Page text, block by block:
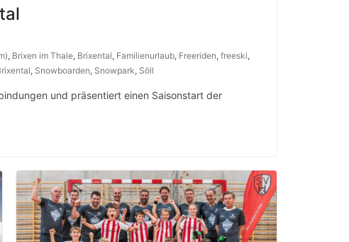
, Brixen im Thale, Brixental, Familienurlaub, Freeriden, freeski,
, Snowboarden, Snowpark, Söll
und präsentiert einen Saisonstart der